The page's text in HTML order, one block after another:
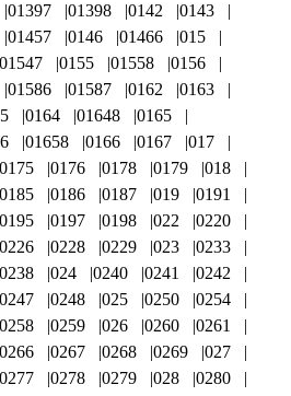
01397 01398 0142
0143
01457 0146 01466
015
01547 0155 01558
0156
01586 01587 0162
0163
0164 01648
0165
01658 0166 0167
017
0175 0176 0178 0179
018
0185 0186 0187 019
0191
0195 0197 0198 022
0220
0226 0228 0229 023
0233
0238 024 0240 0241
0242
0247 0248 025 0250
0254
0258 0259 026 0260
0261
0266 0267 0268 0269
027
0277 0278 0279 028
0280